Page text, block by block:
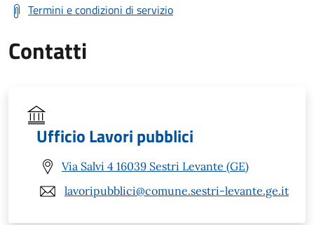
Termini e condizioni di servizio
Contatti
Ufficio Lavori pubblici
Via Salvi 4 16039 Sestri Levante (GE)
lavoripubblici@comune.sestri-levante.ge.it